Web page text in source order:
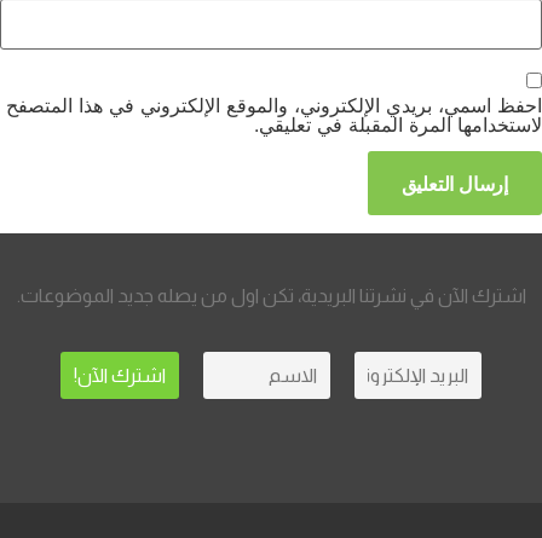
احفظ اسمي، بريدي الإلكتروني، والموقع الإلكتروني في هذا المتصفح
لاستخدامها المرة المقبلة في تعليقي.
اشترك الآن في نشرتنا البريدية، تكن اول من يصله جديد الموضوعات.